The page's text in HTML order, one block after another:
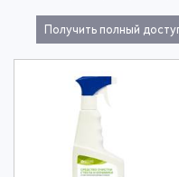
Получить полный